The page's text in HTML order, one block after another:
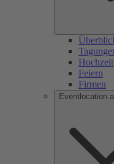
Hochzeit
Feiern
Firmen
Eventlocation